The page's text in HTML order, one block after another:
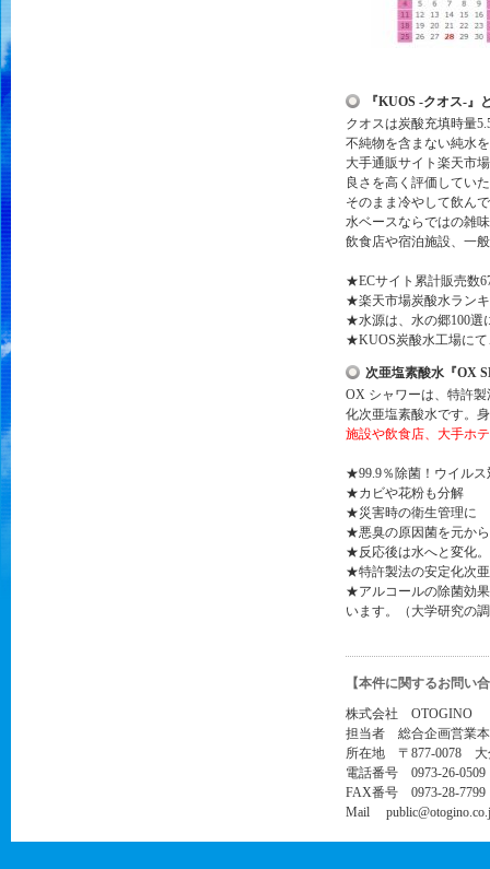
『KUOS -クオス-』
クオスは炭酸充填時量
不純物を含まない純水
大手通販サイト楽天市
良さを高く評価してい
そのまま冷やして飲ん
水ベースならではの雑
飲食店や宿泊施設、一
★ECサイト累計販売数
★楽天市場炭酸水ランキ
★水源は、水の郷100選
★KUOS炭酸水工場に
次亜塩素酸水『OX
OX シャワーは、特許
化次亜塩素酸水です。
施設や飲食店、大手ホ
★99.9％除菌！ウイル
★カビや花粉も
★災害時の衛生管理に
★悪臭の原因菌を元
★反応後は水へと変化
★特許製法の安定化次
★アルコールの除菌効
います。（大学研究の
【本件に関するお問い
株式会社 OTOGINO
担当者 総合企画営業
所在地 〒877-0078 大
電話番号 0973-26-0509
FAX番号 0973-28-7799
Mail